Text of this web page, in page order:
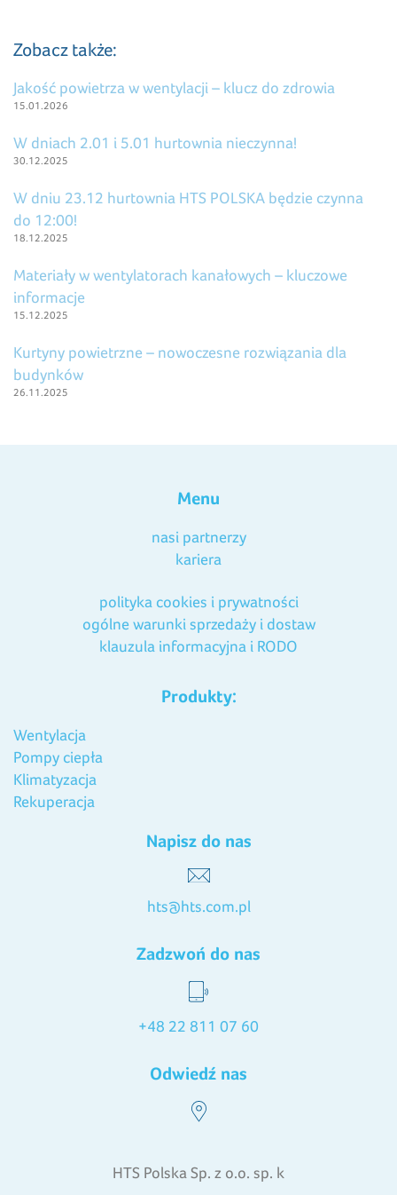
Zobacz także:
Jakość powietrza w wentylacji – klucz do zdrowia
15.01.2026
W dniach 2.01 i 5.01 hurtownia nieczynna!
30.12.2025
W dniu 23.12 hurtownia HTS POLSKA będzie czynna
do 12:00!
18.12.2025
Materiały w wentylatorach kanałowych – kluczowe
informacje
15.12.2025
Kurtyny powietrzne – nowoczesne rozwiązania dla
budynków
26.11.2025
Menu
nasi partnerzy
kariera
polityka cookies i prywatności
ogólne warunki sprzedaży i dostaw
klauzula informacyjna i RODO
Produkty:
Wentylacja
Pompy ciepła
Klimatyzacja
Rekuperacja
Napisz do nas
hts@hts.com.pl
Zadzwoń do nas
+48 22 811 07 60
Odwiedź nas
HTS Polska Sp. z o.o. sp. k